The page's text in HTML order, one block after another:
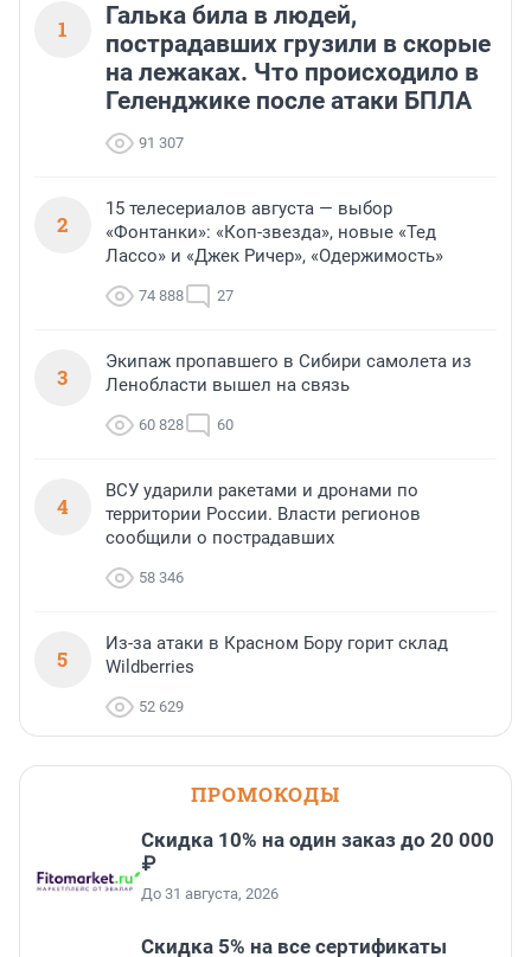
1
Галька била в людей,
пострадавших грузили в скорые
на лежаках. Что происходило в
Геленджике после атаки БПЛА
91 307
2
15 телесериалов августа — выбор
«Фонтанки»: «Коп-звезда», новые «Тед
Лассо» и «Джек Ричер», «Одержимость»
74 888 27
3
Экипаж пропавшего в Сибири самолета из
Ленобласти вышел на связь
60 828 60
4
ВСУ ударили ракетами и дронами по
территории России. Власти регионов
сообщили о пострадавших
58 346
5
Из-за атаки в Красном Бору горит склад
Wildberries
52 629
ПРОМОКОДЫ
Скидка 10% на один заказ до 20 000
₽
До 31 августа, 2026
Скидка 5% на все сертификаты